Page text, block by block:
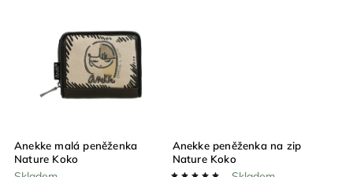
Anekke malá peněženka
Nature Koko
Anekke peněženka na zip
Nature Koko